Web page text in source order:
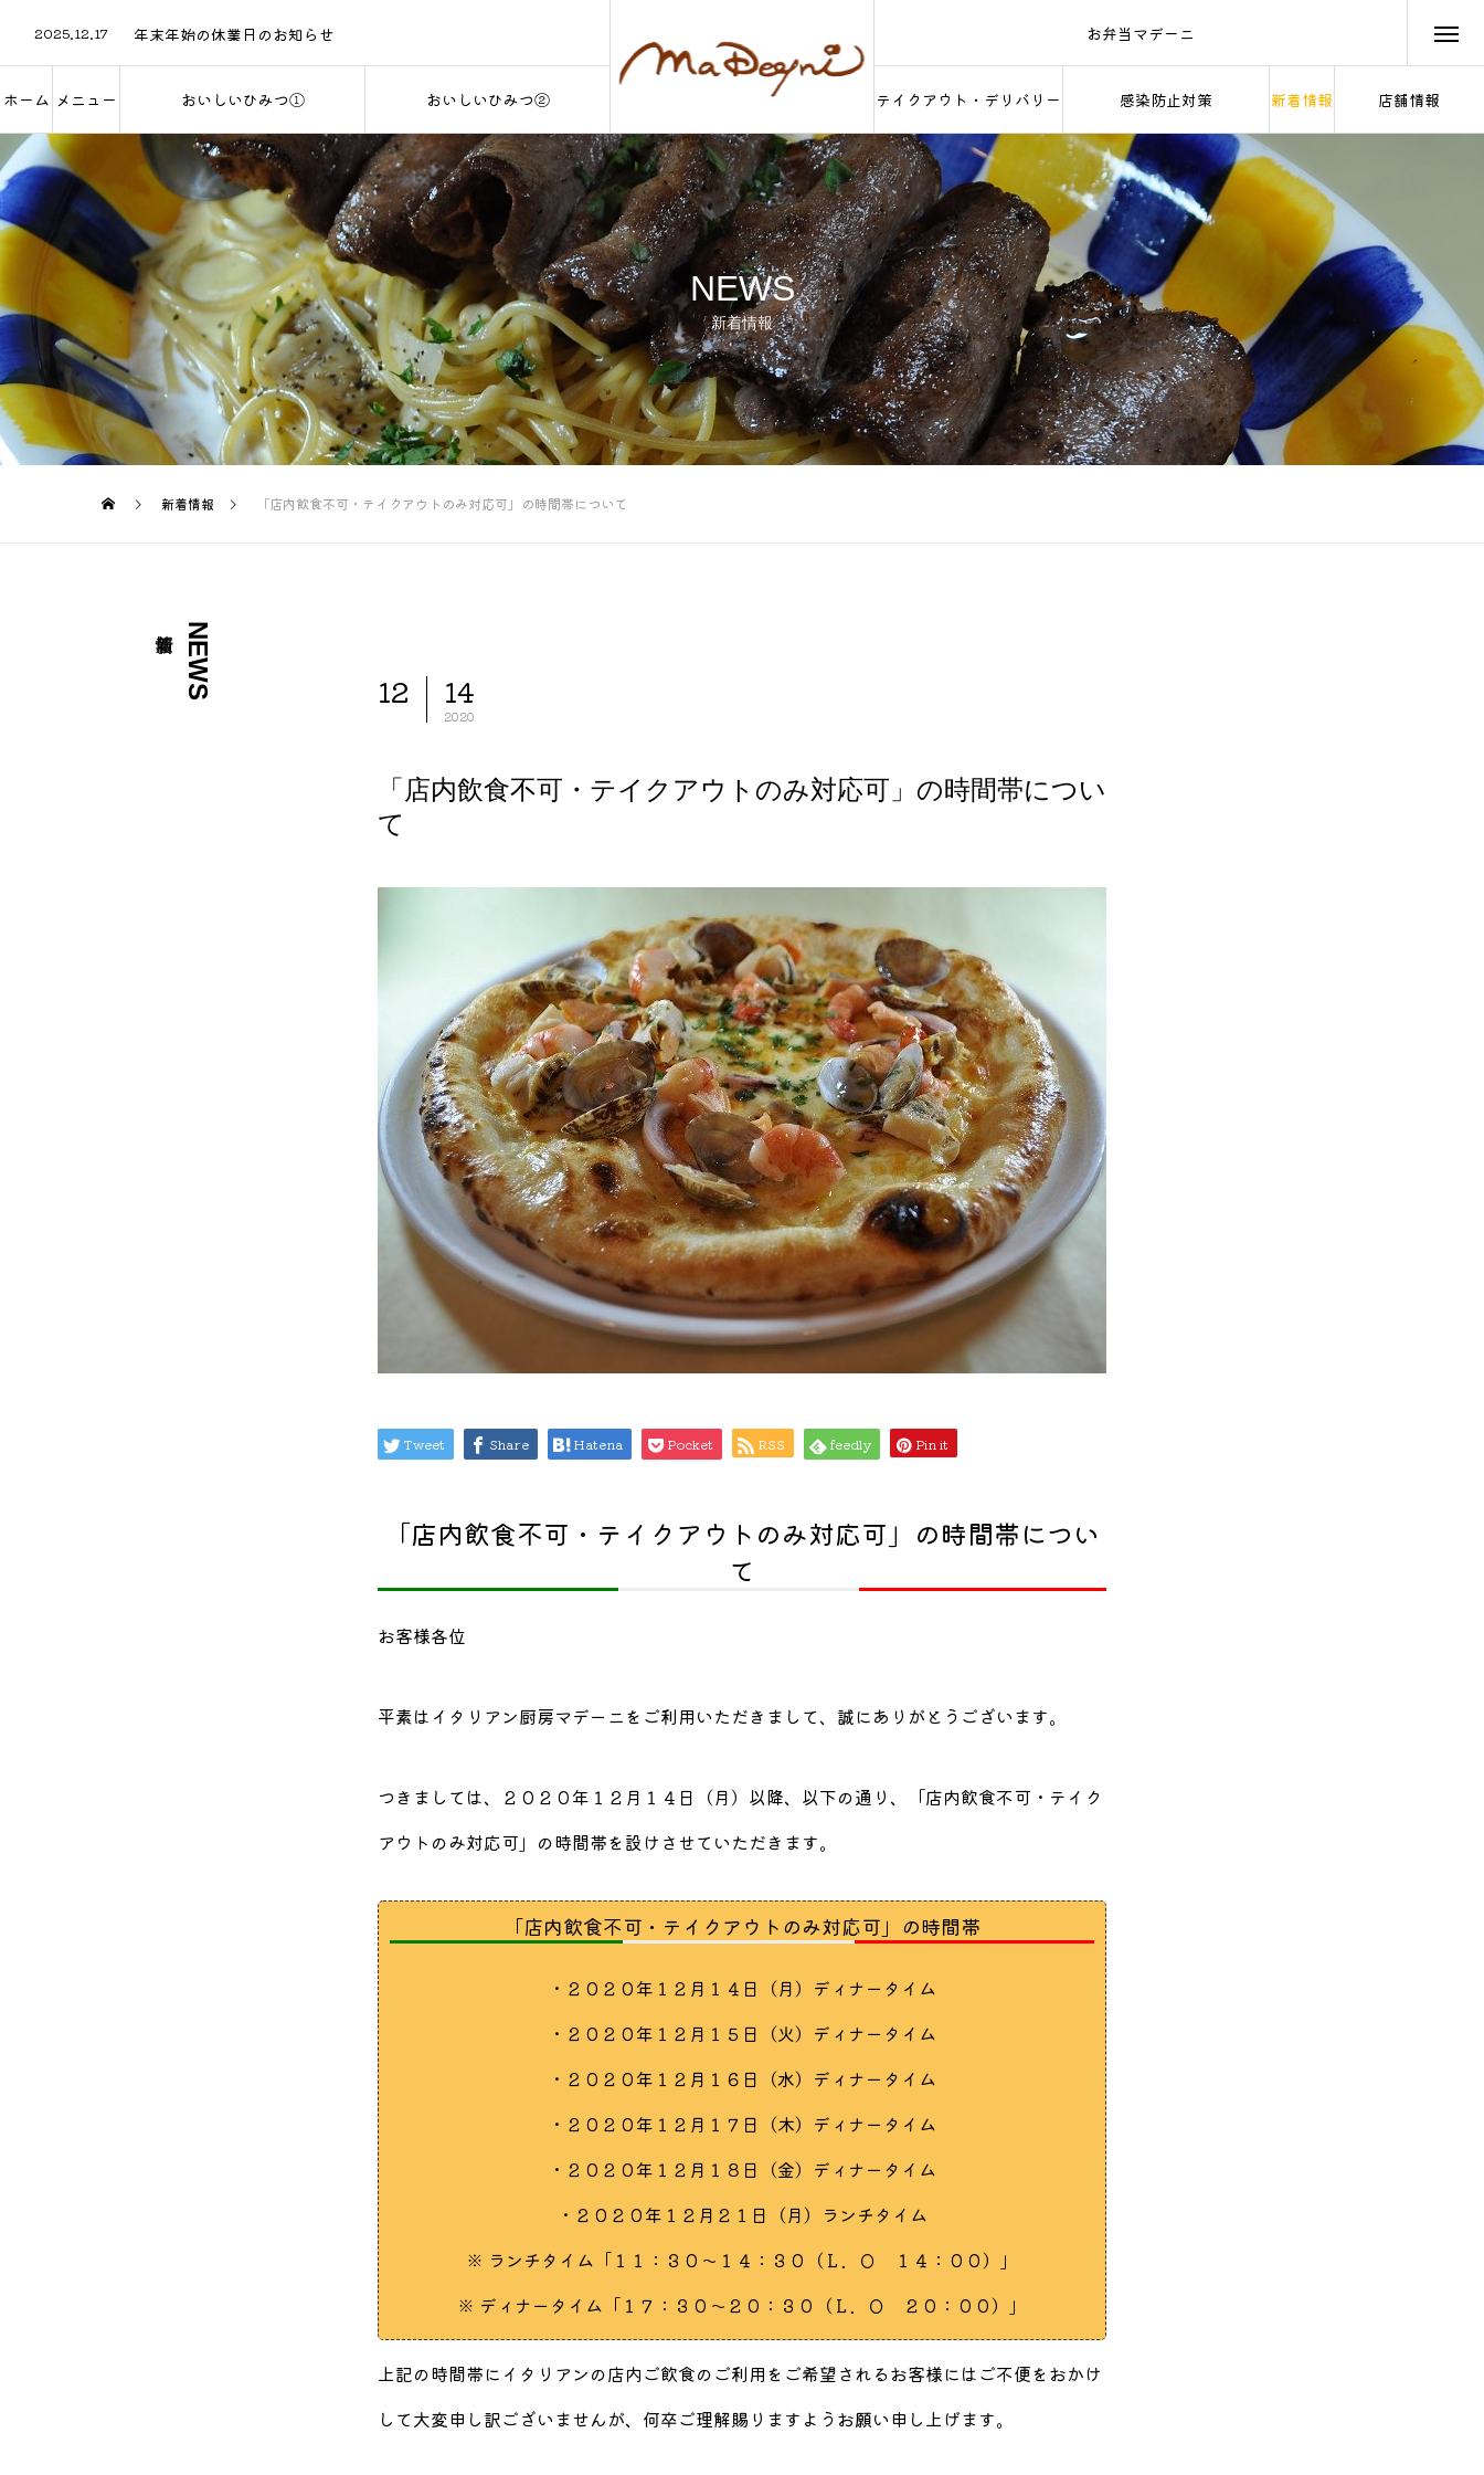
ホーム メニュー おいしいひみつ① おいしいひみつ② テイクアウト・デリバリー 感染防止対策 新着情報 店舗情報
2025.12.17 年末年始の休業日のお知らせ
2024.11.11 年末年始の休業日のお知らせ
【駐車場】店舗に向かって左隣のみご利用のお願いについて
2026.06.8
お弁当マデーニ
Obento Madeyni
NEWS
新着情報
新着情報 「店内飲食不可・テイクアウトのみ対応可」の時間帯について
NEWS 12 14
2020
「店内飲食不可・テイクアウトのみ対応可」の時間帯につい
て
Tweet Share Hatena Pocket RSS feedly Pin it
「店内飲食不可・テイクアウトのみ対応可」の時間帯につい
て
お客様各位
平素はイタリアン厨房マデーニをご利用いただきまして、誠にありがとうございます。
つきましては、２０２０年１２月１４日（月）以降、以下の通り、「店内飲食不可・テイク
アウトのみ対応可」の時間帯を設けさせていただきます。
「店内飲食不可・テイクアウトのみ対応可」の時間帯
・２０２０年１２月１４日（月）ディナータイム
・２０２０年１２月１５日（火）ディナータイム
・２０２０年１２月１６日（水）ディナータイム
・２０２０年１２月１７日（木）ディナータイム
・２０２０年１２月１８日（金）ディナータイム
・２０２０年１２月２１日（月）ランチタイム
※ ランチタイム「１１：３０～１４：３０（Ｌ．Ｏ １４：００）」
※ ディナータイム「１７：３０～２０：３０（Ｌ．Ｏ ２０：００）」
上記の時間帯にイタリアンの店内ご飲食のご利用をご希望されるお客様にはご不便をおかけ
して大変申し訳ございませんが、何卒ご理解賜りますようお願い申し上げます。